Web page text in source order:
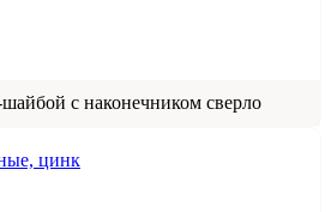
с наконечником сверло